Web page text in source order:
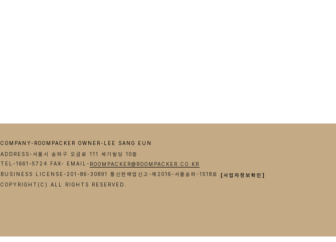
COMPANY-ROOMPACKER OWNER-LEE SANG EUN
ADDRESS-서울시 송파구 오금로 111 세기빌딩 10층
TEL-1661-5724 FAX- EMAIL- ROOMPACKER@ROOMPACKER.CO.KR
BUSINESS LICENSE-201-86-30891 통신판매업신고-제2016-서울송파-1518호 [사업자정보확인]
COPYRIGHT(C) ALL RIGHTS RESERVED.